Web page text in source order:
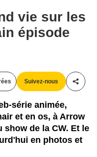
vie sur les
épisode
Suivez-nous
série animée,
et en os, à Arrow
de la CW. Et le
en photos et